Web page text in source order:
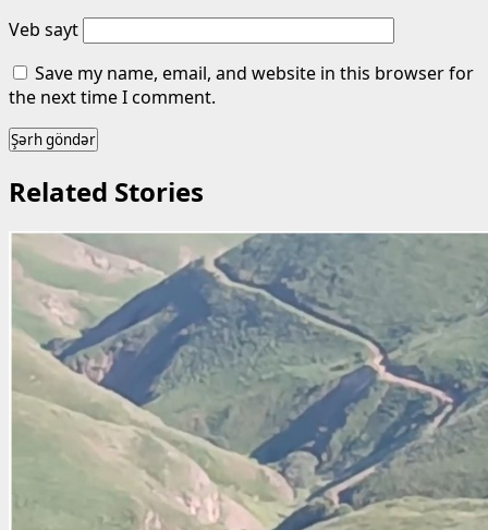
Veb sayt
Save my name, email, and website in this browser for
the next time I comment.
Related Stories